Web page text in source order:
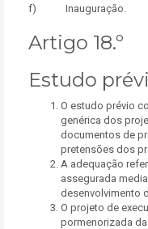
f) Inauguração.
Artigo 18.º
Estudo
O estudo prévio
genérica dos
documentos de
pretensões dos
A adequação
assegurada
desenvolvimento
O projeto de
pormenorizada